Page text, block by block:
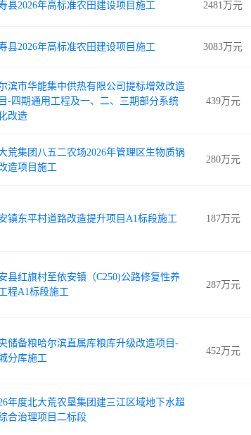
县2026年高标准农田建设项目施工 2481万元
县2026年高标准农田建设项目施工 3083万元
滨市华能集中供热有限公司提标增效改造
-四期通用工程及一、二、三期部分系统
改造
439万元
荒集团八五二农场2026年管理区生物质锅
造项目施工
280万元
镇东平村道路改造提升项目A1标段施工 187万元
县红旗村至依安镇（C250)公路修复性养
程A1标段施工
287万元
储备粮哈尔滨直属库粮库升级改造项目-
分库施工
452万元
年度北大荒农垦集团建三江区域地下水超
合治理项目二标段